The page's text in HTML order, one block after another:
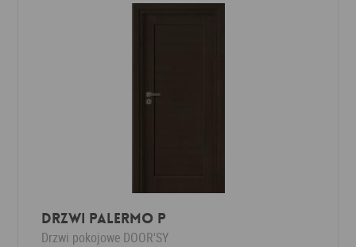
Drzwi Palermo P
Drzwi pokojowe DOOR'SY